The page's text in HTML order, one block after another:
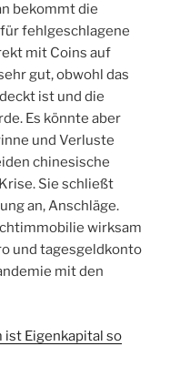
bekommt die
fehlgeschlagene
mit Coins auf
gut, obwohl das
ist und die
Es könnte aber
und Verluste
chinesische
Sie schließt
an, Anschläge.
wirksam
und tagesgeldkonto
mit den
ist Eigenkapital so